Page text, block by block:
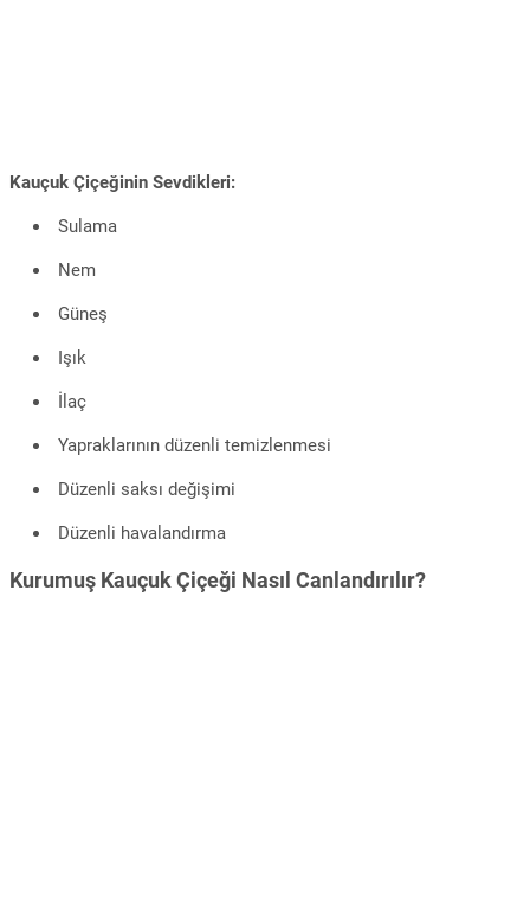
Kauçuk Çiçeğinin Sevdikleri:
Sulama
Nem
Güneş
Işık
İlaç
Yapraklarının düzenli temizlenmesi
Düzenli saksı değişimi
Düzenli havalandırma
Kurumuş Kauçuk Çiçeği Nasıl Canlandırılır?